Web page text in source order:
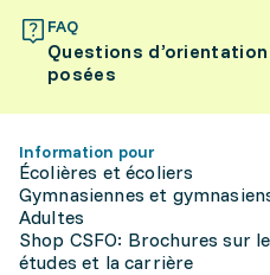
FAQ
Questions
posées
Information pour
Écolières et écoliers
Gymnasiennes et
Adultes
Shop CSFO: Brochures sur
études et la carrière